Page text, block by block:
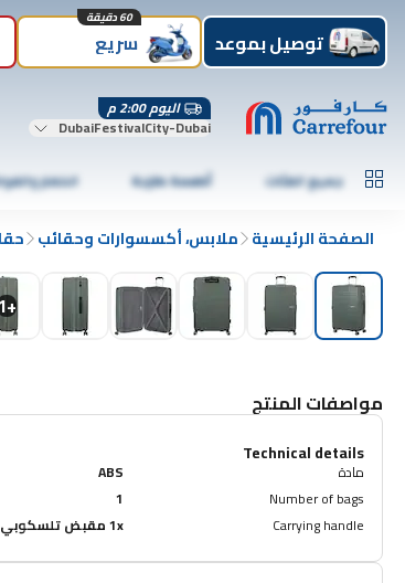
توصيل بموعد سريع
60 دقيقة
اليوم 2:00 م
DubaiFestivalCity-Dubai
جميع الفئات أطعمة طازجة الخضار
الصفحة الرئيسية ملابس، أكسسوارات وحقائب
+
مواصفات المنتج
Technical details
مادة ABS
Number of bags
1
Carrying handle
1x مقبض تلسكوبي